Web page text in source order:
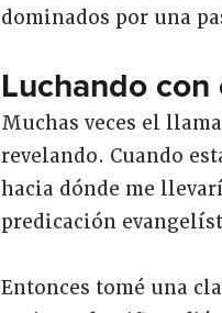
dominados por una
Luchando
Muchas veces el
revelando. Cuando
hacia dónde me
predicación
Entonces tomé una